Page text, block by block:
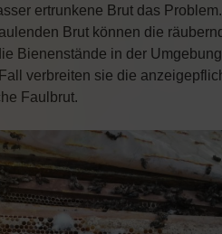
ertrunkene Brut das
Brut können die
Bienenstände in der Umgebung
verbreiten sie die
Faulbrut.